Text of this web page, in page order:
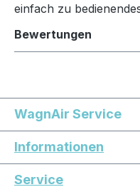
einfach zu
Bewertungen
WagnAir Service
Informationen
Service